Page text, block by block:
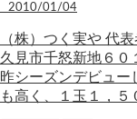
2010/01/04
（株）つく実や 代
久見市千怒新地６
昨シーズンデビュー
も高く、１玉１，